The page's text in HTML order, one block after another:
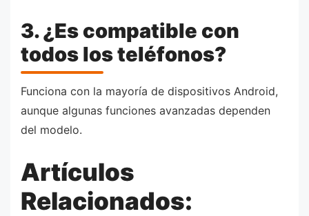
3. ¿Es compatible con
todos los teléfonos?
Funciona con la mayoría de dispositivos Android,
aunque algunas funciones avanzadas dependen
del modelo.
Artículos
Relacionados: